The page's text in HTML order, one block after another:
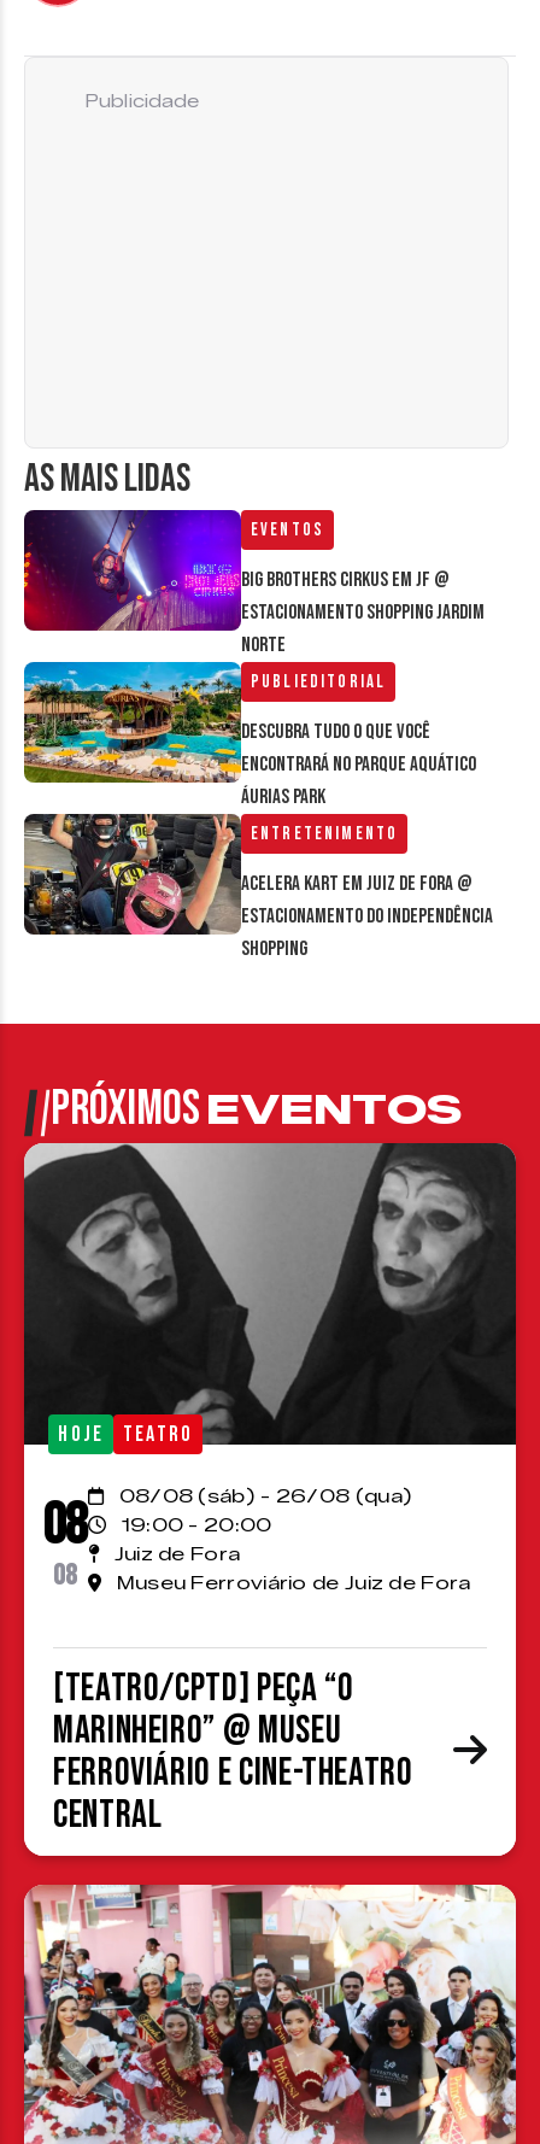
AS MAIS LIDAS
Eventos
Big Brothers Cirkus em JF @
estacionamento Shopping Jardim
Norte
Publieditorial
Descubra tudo o que você
encontrará no parque aquático
Áurias Park
Entretenimento
Acelera Kart em Juiz de Fora @
estacionamento do Independência
Shopping
Publicidade
PRÓXIMOSEVENTOS
HOJE TEATRO
08
08
08/08 (sáb) - 26/08 (qua)
19:00 - 20:00
Juiz de Fora
Museu Ferroviário de Juiz de Fora
[TEATRO/CPTD] Peça “O
Marinheiro” @ Museu
Ferroviário e Cine-Theatro
Central